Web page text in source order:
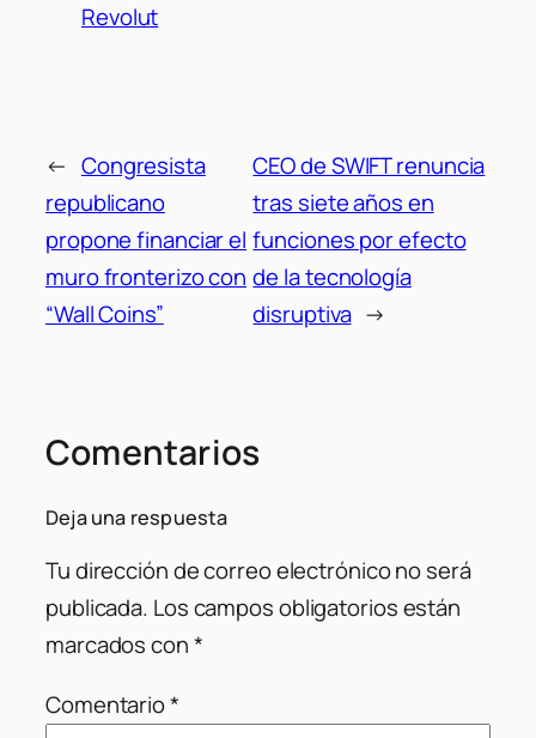
Revolut
← Congresista
republicano
propone financiar el
muro fronterizo con
“Wall Coins”
CEO de SWIFT renuncia
tras siete años en
funciones por efecto
de la tecnología
disruptiva →
Comentarios
Deja una respuesta
Tu dirección de correo electrónico no será
publicada. Los campos obligatorios están
marcados con*
Comentario*